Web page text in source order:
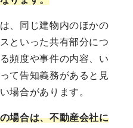
、同じ建物内のほかの
といった共有部分につ
頻度や事件の内容、い
て告知義務があると見
場合があります。
場合は、不動産会社に